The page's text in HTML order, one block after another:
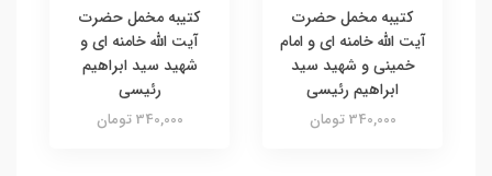
کتیبه مخمل حضرت
آیت الله خامنه ای و امام
خمینی و شهید سید
ابراهیم رئیسی
340,000 تومان
کتیبه مخمل حضرت
آیت الله خامنه ای و
شهید سید ابراهیم
رئیسی
340,000 تومان